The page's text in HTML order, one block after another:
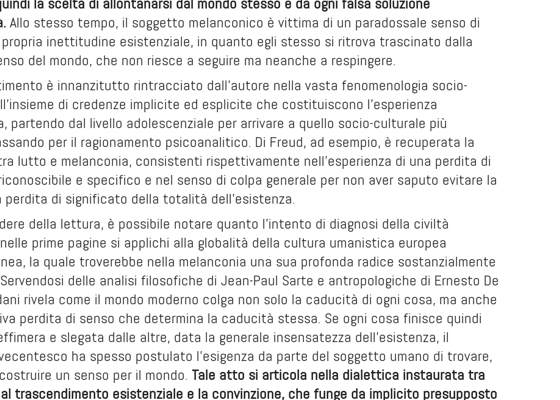
Allo stesso tempo, il soggetto melanconico è vittima di un paradossale senso di
inettitudine esistenziale, in quanto egli stesso si ritrova trascinato dalla
del mondo, che non riesce a seguire ma neanche a respingere.
è innanzitutto rintracciato dall’autore nella vasta fenomenologia socio-
di credenze implicite ed esplicite che costituiscono l’esperienza
partendo dal livello adolescenziale per arrivare a quello socio-culturale più
per il ragionamento psicoanalitico. Di Freud, ad esempio, è recuperata la
lutto e melanconia, consistenti rispettivamente nell’esperienza di una perdita di
e specifico e nel senso di colpa generale per non aver saputo evitare la
perdita di significato della totalità dell’esistenza.
della lettura, è possibile notare quanto l’intento di diagnosi della civiltà
prime pagine si applichi alla globalità della cultura umanistica europea
la quale troverebbe nella melanconia una sua profonda radice sostanzialmente
delle analisi filosofiche di Jean-Paul Sarte e antropologiche di Ernesto De
rivela come il mondo moderno colga non solo la caducità di ogni cosa, ma anche
perdita di senso che determina la caducità stessa. Se ogni cosa finisce quindi
e slegata dalle altre, data la generale insensatezza dell’esistenza, il
ha spesso postulato l’esigenza da parte del soggetto umano di trovare,
un senso per il mondo. Tale atto si articola nella dialettica instaurata tra
al trascendimento esistenziale e la convinzione, che funge da implicito presupposto